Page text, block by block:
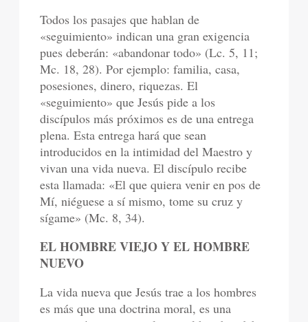
Todos los pasajes que hablan de
«seguimiento» indican una gran exigencia
pues deberán: «abandonar todo» (Lc. 5, 11;
Mc. 18, 28). Por ejemplo: familia, casa,
posesiones, dinero, riquezas. El
«seguimiento» que Jesús pide a los
discípulos más próximos es de una entrega
plena. Esta entrega hará que sean
introducidos en la intimidad del Maestro y
vivan una vida nueva. El discípulo recibe
esta llamada: «El que quiera venir en pos de
Mí, niéguese a sí mismo, tome su cruz y
sígame» (Mc. 8, 34).
EL HOMBRE VIEJO Y EL HOMBRE
NUEVO
La vida nueva que Jesús trae a los hombres
es más que una doctrina moral, es una